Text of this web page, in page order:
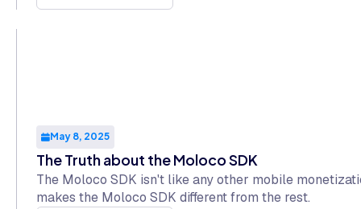
May 8, 2025
The Truth about the Moloco SDK
The Moloco SDK isn't like any other mobile
makes the Moloco SDK different from the rest.